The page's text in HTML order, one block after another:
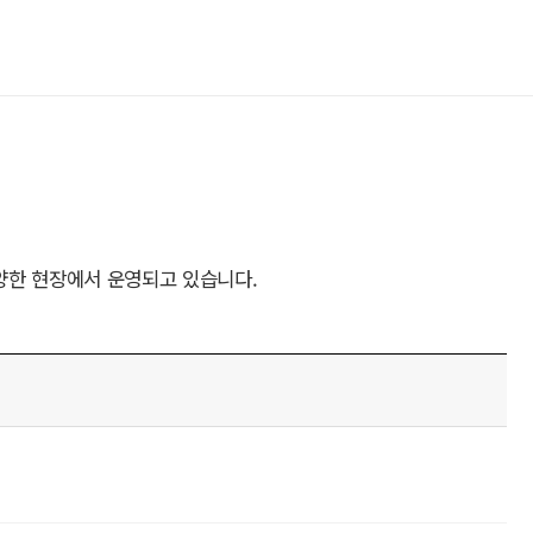
현장에서 운영되고 있습니다.